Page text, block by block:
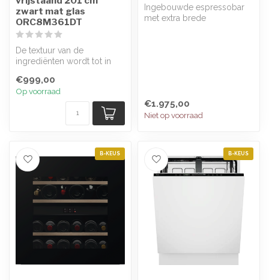
zwart mat glas
ORC8M361DT
De textuur van de
ingrediënten wordt tot in
Cooling 360°...
€999,00
Op voorraad
Ingebouwde espressobar
met extra brede
€1.975,00
Niet op voorraad
B-KEUS B-KEUS